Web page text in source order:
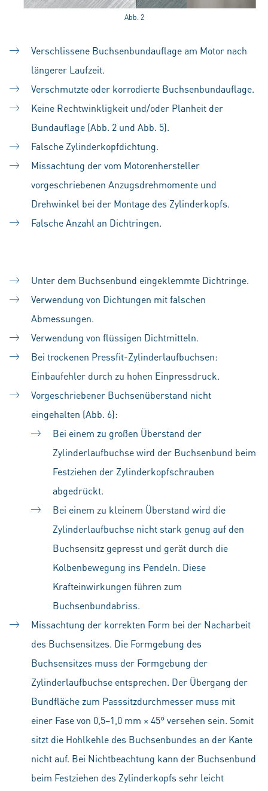
Abb. 2
Verschlissene Buchsenbundauflage am Motor nach
längerer Laufzeit.
Verschmutzte oder korrodierte Buchsenbundauflage.
Keine Rechtwinkligkeit und/oder Planheit der
Bundauflage (Abb. 2 und Abb. 5).
Falsche Zylinderkopfdichtung.
Missachtung der vom Motorenhersteller
vorgeschriebenen Anzugsdrehmomente und
Drehwinkel bei der Montage des Zylinderkopfs.
Falsche Anzahl an Dichtringen.
Unter dem Buchsenbund eingeklemmte Dichtringe.
Verwendung von Dichtungen mit falschen
Abmessungen.
Verwendung von flüssigen Dichtmitteln.
Bei trockenen Pressfit-Zylinderlaufbuchsen:
Einbaufehler durch zu hohen Einpressdruck.
Vorgeschriebener Buchsenüberstand nicht
eingehalten (Abb. 6):
Bei einem zu großen Überstand der
Zylinderlaufbuchse wird der Buchsenbund beim
Festziehen der Zylinderkopfschrauben
abgedrückt.
Bei einem zu kleinem Überstand wird die
Zylinderlaufbuchse nicht stark genug auf den
Buchsensitz gepresst und gerät durch die
Kolbenbewegung ins Pendeln. Diese
Krafteinwirkungen führen zum
Buchsenbundabriss.
Missachtung der korrekten Form bei der Nacharbeit
des Buchsensitzes. Die Formgebung des
Buchsensitzes muss der Formgebung der
Zylinderlaufbuchse entsprechen. Der Übergang der
Bundfläche zum Passsitzdurchmesser muss mit
einer Fase von 0,5–1,0 mm × 45° versehen sein. Somit
sitzt die Hohlkehle des Buchsenbundes an der Kante
nicht auf. Bei Nichtbeachtung kann der Buchsenbund
beim Festziehen des Zylinderkopfs sehr leicht